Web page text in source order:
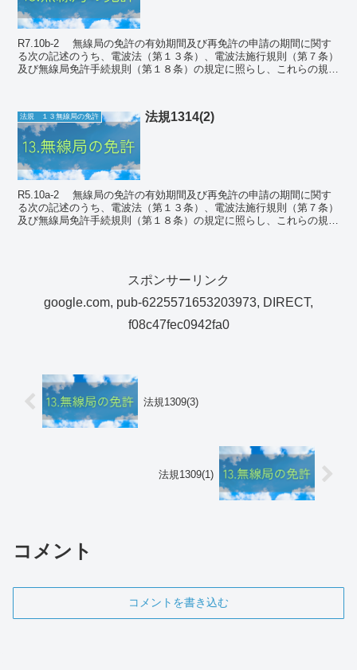
R7.10b-2 無線局の免許の有効期間及び再免許の申請の期間に関す
る次の記述のうち、電波法（第１３条）、電波法施行規則（第７条）
及び無線局免許手続規則（第１８条）の規定に照らし、これらの規定
法規 １３無線局の免許 法規1314(2)
R5.10a-2 無線局の免許の有効期間及び再免許の申請の期間に関す
る次の記述のうち、電波法（第１３条）、電波法施行規則（第７条）
及び無線局免許手続規則（第１８条）の規定に照らし、これらの規定
スポンサーリンク
google.com, pub-6225571653203973, DIRECT,
f08c47fec0942fa0
法規1309(3)
法規1309(1)
コメント
コメントを書き込む